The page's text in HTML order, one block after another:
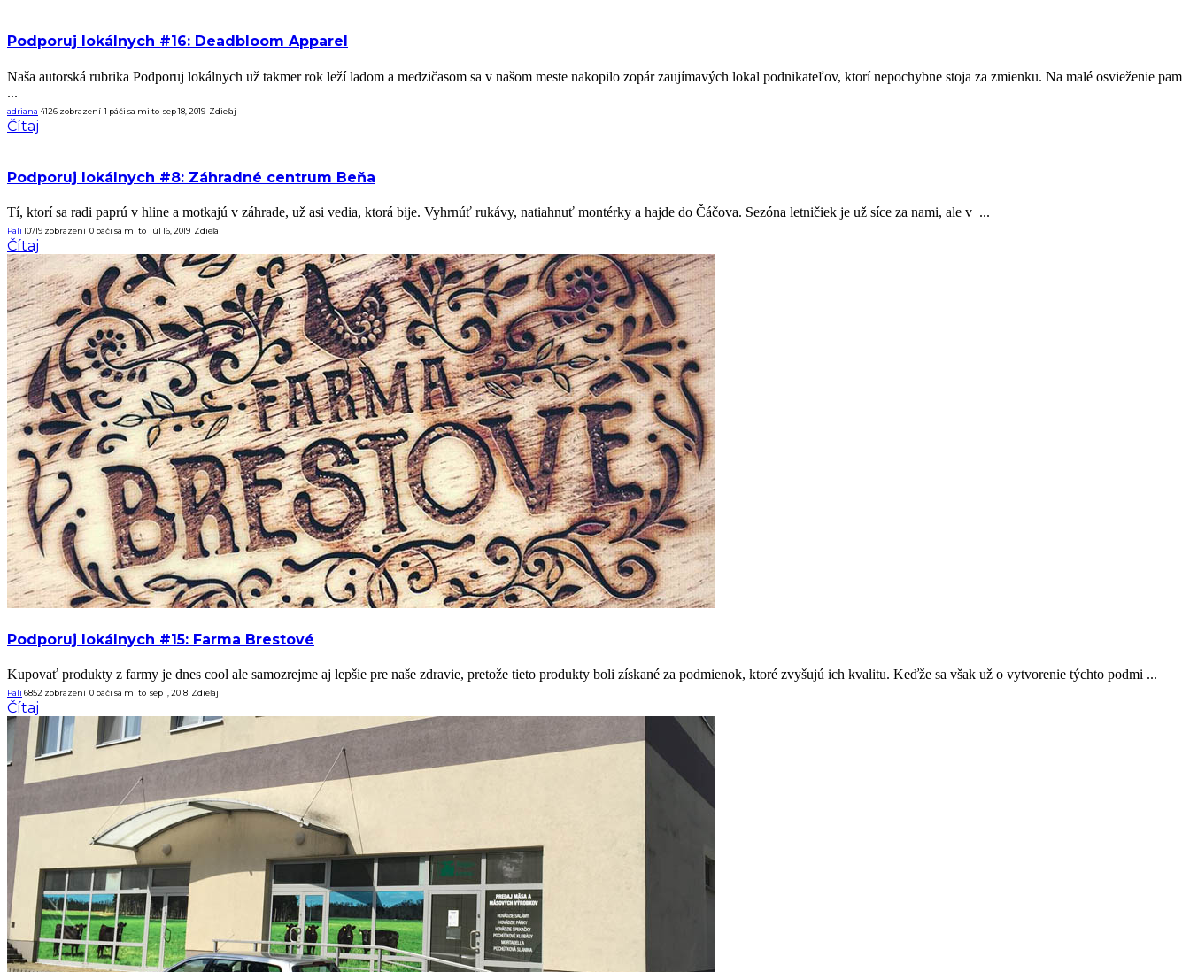
Podporuj lokálnych #16: Deadbloom Apparel
Naša autorská rubrika Podporuj lokálnych už takmer rok leží ladom a medzičasom sa v našom meste nakopilo zopár zaujímavých lokal podnikateľov, ktorí nepochybne stoja za zmienku. Na malé osvieženie pam
...
adriana 4126 zobrazení 1 páči sa mi to sep 18, 2019 Zdieľaj
Čítaj
Podporuj lokálnych #8: Záhradné centrum Beňa
Tí, ktorí sa radi paprú v hline a motkajú v záhrade, už asi vedia, ktorá bije. Vyhrnúť rukávy, natiahnuť montérky a hajde do Čáčova. Sezóna letničiek je už síce za nami, ale v ...
Pali 10719 zobrazení 0 páči sa mi to júl 16, 2019 Zdieľaj
Čítaj
Podporuj lokálnych #15: Farma Brestové
Kupovať produkty z farmy je dnes cool ale samozrejme aj lepšie pre naše zdravie, pretože tieto produkty boli získané za podmienok, ktoré zvyšujú ich kvalitu. Keďže sa však už o vytvorenie týchto podmi ...
Pali 6852 zobrazení 0 páči sa mi to sep 1, 2018 Zdieľaj
Čítaj